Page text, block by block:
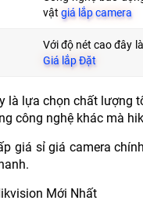
vật giá lắp camera
Với độ nét cao đây
Giá lắp Đặt
lựa chọn chất lượng
công nghệ khác mà
giá sỉ giá camera
Mới Nhất